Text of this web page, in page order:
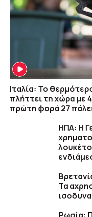
Ιταλία: Το
πλήττει τη χώρα με
πρώτη φορά 27
ΗΠΑ: Η
λουκέτο
Τα